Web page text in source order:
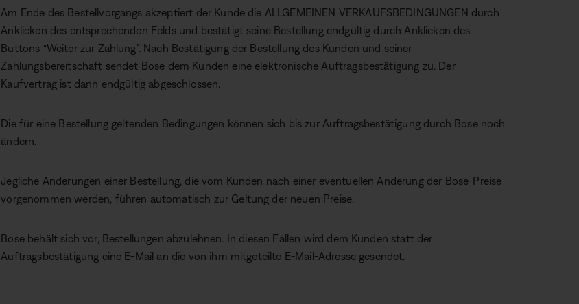
Am Ende des Bestellvorgangs akzeptiert der Kunde die ALLGEMEINEN VERKAUFSBEDINGUNGEN durch
Anklicken des entsprechenden Felds und bestätigt seine Bestellung endgültig durch Anklicken des
Buttons “Weiter zur Zahlung”. Nach Bestätigung der Bestellung des Kunden und seiner
Zahlungsbereitschaft sendet Bose dem Kunden eine elektronische Auftragsbestätigung zu. Der
Kaufvertrag ist dann endgültig abgeschlossen.
Die für eine Bestellung geltenden Bedingungen können sich bis zur Auftragsbestätigung durch Bose noch
ändern.
Jegliche Änderungen einer Bestellung, die vom Kunden nach einer eventuellen Änderung der Bose-Preise
vorgenommen werden, führen automatisch zur Geltung der neuen Preise.
Bose behält sich vor, Bestellungen abzulehnen. In diesen Fällen wird dem Kunden statt der
Auftragsbestätigung eine E-Mail an die von ihm mitgeteilte E-Mail-Adresse gesendet.